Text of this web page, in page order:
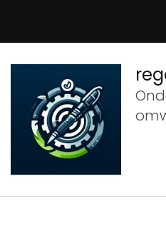
inhoud
(druk
Enter)